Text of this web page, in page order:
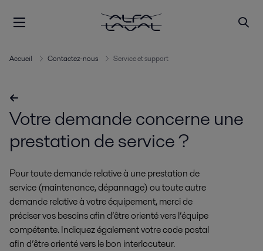
Accueil Contactez-nous Service et support
Votre demande concerne une
prestation de service ?
Pour toute demande relative à une prestation de
service (maintenance, dépannage) ou toute autre
demande relative à votre équipement, merci de
préciser vos besoins afin d’être orienté vers l’équipe
compétente. Indiquez également votre code postal
afin d’être orienté vers le bon interlocuteur.